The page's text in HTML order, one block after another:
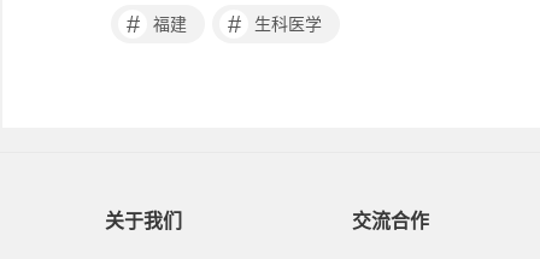
# 福建 # 生科医学
关于我们 交流合作